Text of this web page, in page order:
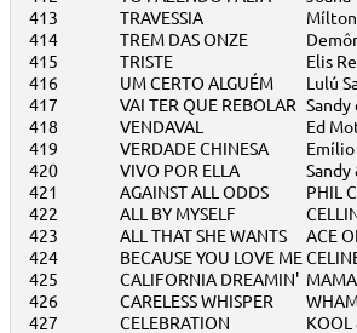
413
TRAVESSIA
414
TREM DAS ONZE
415
TRISTE
Elis
416
UM CERTO ALGUÉM
Lulú
417
VAI TER QUE REBOLAR
418
VENDAVAL
Ed
419
VERDADE CHINESA
420
VIVO POR ELLA
421
AGAINST ALL ODDS
PHIL
422
ALL BY MYSELF
423
ALL THAT SHE WANTS
ACE
424
BECAUSE YOU LOVE ME
425
CALIFORNIA DREAMIN'
426
CARELESS WHISPER
427
CELEBRATION
KOOL